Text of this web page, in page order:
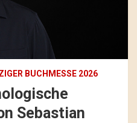
BUCHMESSE 2026
Sebastian